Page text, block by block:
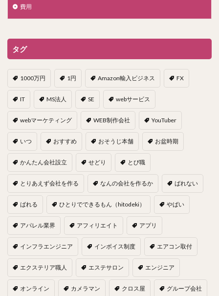
費用
タグ
1000万円 1円 Amazon輸入ビジネス FX
IT MS法人 SE webサービス
webマーケティング WEB制作会社 YouTuber
いつ おすすめ おそうじ本舗 お盆時期
かんたん会社設立 せどり とび職
とりあえず会社を作る なんの会社を作るか ばれない
ばれる ひとりでできるもん（hitodeki） やばい
アパレル業界 アフィリエイト アプリ
インフラエンジニア インボイス制度 エアコン取付
エクステリア職人 エステサロン エンジニア
オンライン カメラマン クロス屋 グループ会社